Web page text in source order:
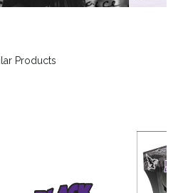
Products